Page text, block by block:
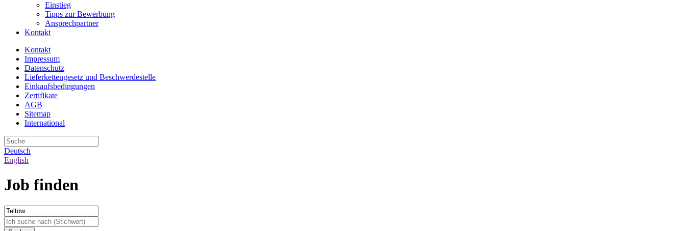
Einstieg
Tipps zur Bewerbung
Ansprechpartner
Kontakt
Kontakt
Impressum
Datenschutz
Lieferkettengesetz und Beschwerdestelle
Einkaufsbedingungen
Zertifikate
AGB
Sitemap
International
Deutsch
English
Job finden